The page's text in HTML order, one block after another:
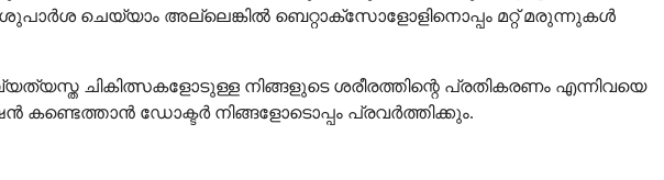
ചെയ്യാം അല്ലെങ്കിൽ ബെറ്റാക്സോളോളിനൊപ്പം മറ്റ് മരുന്നുകൾ
ചികിത്സകളോടുള്ള നിങ്ങളുടെ ശരീരത്തിന്റെ പ്രതികരണം എന്നിവയെ
ഡോക്ടർ നിങ്ങളോടൊപ്പം പ്രവർത്തിക്കും.